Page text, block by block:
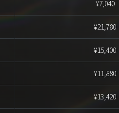
¥7,040
¥21,780
¥15,400
¥11,880
¥13,420